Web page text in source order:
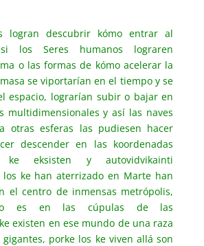
logran descubrir kómo entrar al
si los Seres humanos lograren
o las formas de kómo acelerar la
se viportarían en el tiempo y se
espacio, lograrían subir o bajar en
multidimensionales y así las naves
otras esferas las pudiesen hacer
descender en las koordenadas
ke eksisten y autovidvikainti
ke han aterrizado en Marte han
el centro de inmensas metrópolis,
es en las cúpulas de las
existen en ese mundo de una raza
porke los ke viven allá son